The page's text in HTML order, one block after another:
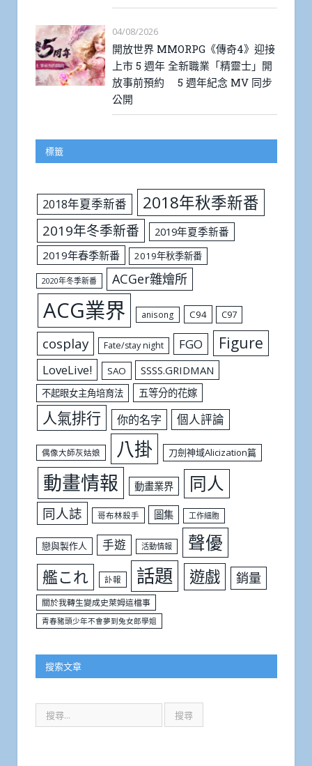
04/08/2026
開放世界 MMORPG《傳奇4》迎接
上市 5 週年 全新職業「精靈士」開
放事前預約 5 週年紀念 MV 同步
公開
標籤
2018年夏季新番 2018年秋季新番
2019年冬季新番
2019年夏季新番
2019年春季新番
2019年秋季新番
2020年冬季新番 ACGer雜燴所
ACG業界 anisong C94 C97
cosplay Fate/stay night FGO Figure
LoveLive! SAO SSSS.GRIDMAN
不起眼女主角培育法 五等分的花嫁
人氣排行 你的名字 個人評論
偶像大師灰姑娘 八掛 刀劍神域Alicization篇
動畫情報 動畫業界 同人
同人誌 哥布林殺手 圖集 工作細胞
戀與製作人 手遊 活動情報 聲優
艦これ 訃報 話題 遊戲 銷量
關於我轉生變成史萊姆這檔事
青春豬頭少年不會夢到兔女郎學姐
搜索文章